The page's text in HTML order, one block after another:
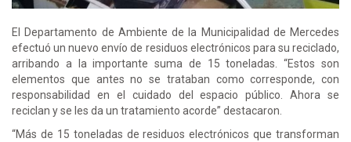
El Departamento de Ambiente de la Municipalidad de Mercedes
efectuó un nuevo envío de residuos electrónicos para su reciclado,
arribando a la importante suma de 15 toneladas. “Estos son
elementos que antes no se trataban como corresponde, con
responsabilidad en el cuidado del espacio público. Ahora se
reciclan y se les da un tratamiento acorde” destacaron.
“Más de 15 toneladas de residuos electrónicos que transforman